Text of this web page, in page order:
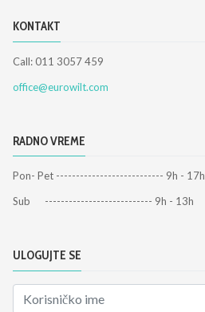
KONTAKT
Call: 011 3057 459
office@eurowilt.com
RADNO VREME
Pon- Pet --------------------------- 9h - 17h
Sub --------------------------- 9h - 13h
ULOGUJTE SE